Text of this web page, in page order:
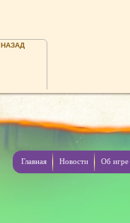
НАЗАД
Главная Новости Об игре